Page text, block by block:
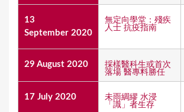
13
September 2020
無定向學堂：殘疾
人士 抗疫指南
29 August 2020
採樣醫科生或首次
落場 醫專料勝任
17 July 2020
未雨綢繆 水浸
「識」者生存